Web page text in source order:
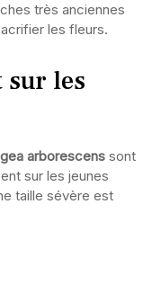
très anciennes
les fleurs.
sur les
arborescens sont
sur les jeunes
taille sévère est